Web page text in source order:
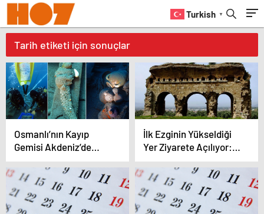
Turkish ▼
Tarih etiketi için sonuçlar
Osmanlı’nın Kayıp
Gemisi Akdeniz’de
Bulundu!
İlk Ezginin Yükseldiği
Yer Ziyarete Açılıyor:
Tralleis Antik Kenti Gün
Yüzüne Çıkıyor